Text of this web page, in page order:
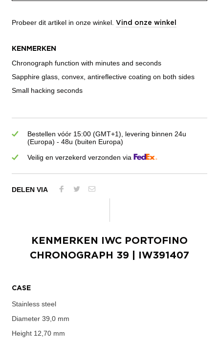
Probeer dit artikel in onze winkel. Vind onze winkel
KENMERKEN
Chronograph function with minutes and seconds
Sapphire glass, convex, antireflective coating on both sides
Small hacking seconds
Bestellen vóór 15:00 (GMT+1), levering binnen 24u
(Europa) - 48u (buiten Europa)
Veilig en verzekerd verzonden via
DELEN VIA
KENMERKEN
IWC PORTOFINO
CHRONOGRAPH 39 | IW391407
CASE
Stainless steel
Diameter 39,0 mm
Height 12,70 mm